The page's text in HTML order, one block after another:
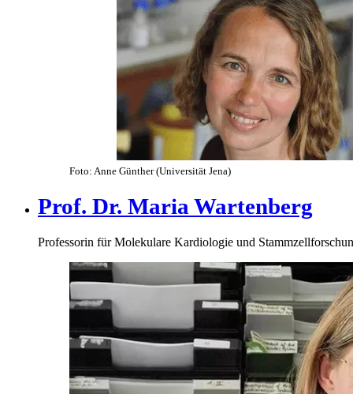
Foto: Anne Günther (Universität Jena)
Prof. Dr. Maria Wartenberg
Professorin für Molekulare Kardiologie und